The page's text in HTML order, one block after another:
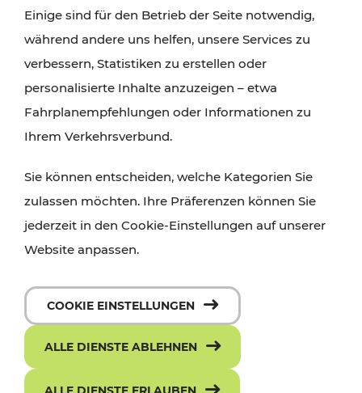
Attraktionen sind mit den Ticket- und Fahrplan-
Angeboten des VOR gut und schnell erreichbar.
Einige sind für den Betrieb der Seite notwendig,
während andere uns helfen, unsere Services zu
verbessern, Statistiken zu erstellen oder
personalisierte Inhalte anzuzeigen – etwa
Fahrplanempfehlungen oder Informationen zu
Ihrem Verkehrsverbund.
Sie können entscheiden, welche Kategorien Sie
zulassen möchten. Ihre Präferenzen können Sie
jederzeit in den Cookie-Einstellungen auf unserer
Website anpassen.
COOKIE EINSTELLUNGEN
ALLE DIENSTE ABLEHNEN